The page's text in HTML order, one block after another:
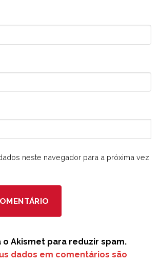
neste navegador para a próxima vez
o Akismet para reduzir spam.
dados em comentários são